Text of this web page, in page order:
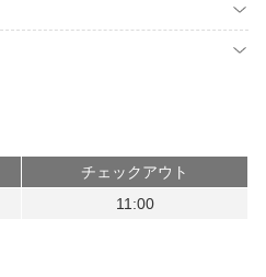
チェックアウト
11:00